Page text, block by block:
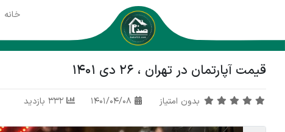
خانه
قیمت آپارتمان در تهران ، 26 دی 1401
بدون امتیاز 332 بازدید